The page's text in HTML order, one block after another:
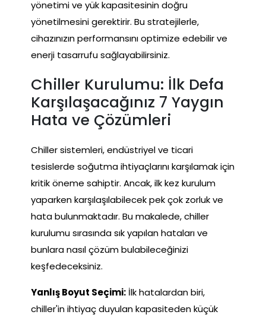
yönetimi ve yük kapasitesinin doğru
yönetilmesini gerektirir. Bu stratejilerle,
cihazınızın performansını optimize edebilir ve
enerji tasarrufu sağlayabilirsiniz.
Chiller Kurulumu: İlk Defa
Karşılaşacağınız 7 Yaygın
Hata ve Çözümleri
Chiller sistemleri, endüstriyel ve ticari
tesislerde soğutma ihtiyaçlarını karşılamak için
kritik öneme sahiptir. Ancak, ilk kez kurulum
yaparken karşılaşılabilecek pek çok zorluk ve
hata bulunmaktadır. Bu makalede, chiller
kurulumu sırasında sık yapılan hataları ve
bunlara nasıl çözüm bulabileceğinizi
keşfedeceksiniz.
Yanlış Boyut Seçimi: İlk hatalardan biri,
chiller'in ihtiyaç duyulan kapasiteden küçük